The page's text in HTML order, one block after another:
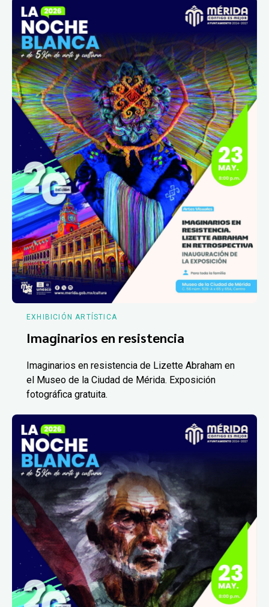
EXHIBICIÓN ARTÍSTICA
Imaginarios en resistencia
Imaginarios en resistencia de Lizette Abraham en
el Museo de la Ciudad de Mérida. Exposición
fotográfica gratuita.